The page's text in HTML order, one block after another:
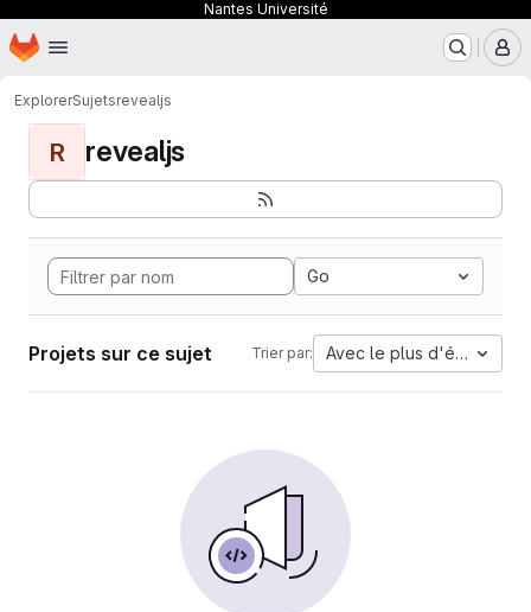
Nantes Université
Passer au contenu principal
Page d'accueil
ExplorerSujetsrevealjs
R revealjs
Go
Projets sur ce sujet Trier par: Avec le plus d'étoiles